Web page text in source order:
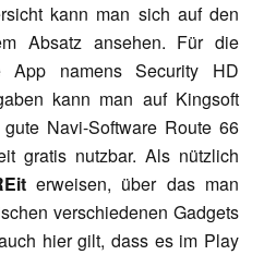
kann man sich auf den
Absatz ansehen. Für die
namens Security HD
kann man auf Kingsoft
Navi-Software Route 66
gratis nutzbar. Als nützlich
erweisen, über das man
verschiedenen Gadgets
hier gilt, dass es im Play